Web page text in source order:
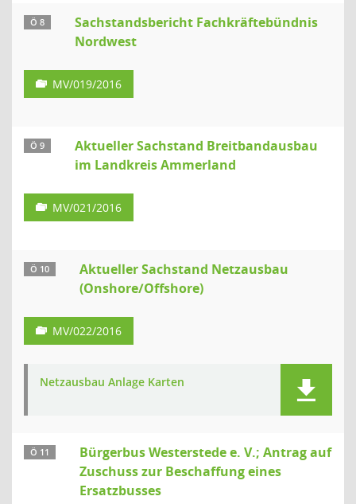
Ö 8
Sachstandsbericht Fachkräftebündnis
Nordwest
MV/019/2016
Ö 9
Aktueller Sachstand Breitbandausbau
im Landkreis Ammerland
MV/021/2016
Ö 10
Aktueller Sachstand Netzausbau
(Onshore/Offshore)
MV/022/2016
Netzausbau Anlage Karten
Ö 11
Bürgerbus Westerstede e. V.; Antrag auf
Zuschuss zur Beschaffung eines
Ersatzbusses